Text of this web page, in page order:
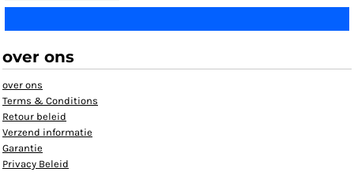
over ons
over ons
Terms & Conditions
Retour beleid
Verzend informatie
Garantie
Privacy Beleid